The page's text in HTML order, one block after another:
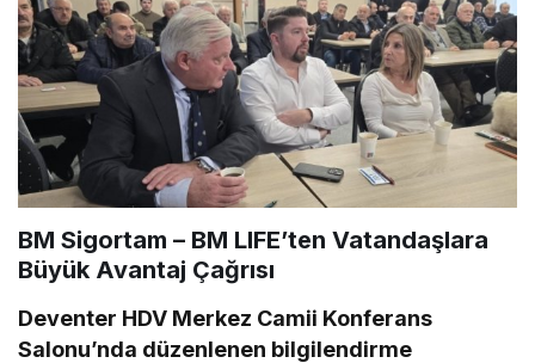
BM Sigortam – BM LIFE’ten Vatandaşlara
Büyük Avantaj Çağrısı
Deventer HDV Merkez Camii Konferans
Salonu’nda düzenlenen bilgilendirme